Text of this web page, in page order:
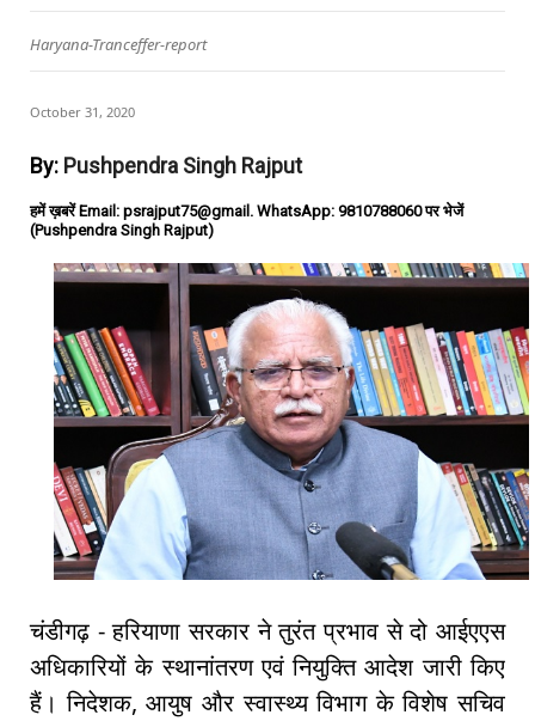
Haryana-Tranceffer-report
October 31, 2020
By: Pushpendra Singh Rajput
हमें ख़बरें Email: psrajput75@gmail. WhatsApp: 9810788060 पर भेजें
(Pushpendra Singh Rajput)
चंडीगढ़ - हरियाणा सरकार ने तुरंत प्रभाव से दो आईएएस
अधिकारियों के स्थानांतरण एवं नियुक्ति आदेश जारी किए
हैं। निदेशक, आयुष और स्वास्थ्य विभाग के विशेष सचिव